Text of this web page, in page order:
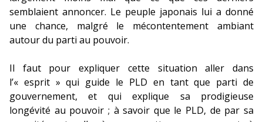
semblaient annoncer. Le peuple japonais lui a donné
une chance, malgré le mécontentement ambiant
autour du parti au pouvoir.
Il faut pour expliquer cette situation aller dans
l’« esprit » qui guide le PLD en tant que parti de
gouvernement, et qui explique sa prodigieuse
longévité au pouvoir ; à savoir que le PLD, de par sa